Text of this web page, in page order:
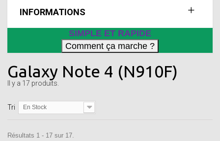
INFORMATIONS
SIMPLE ET RAPIDE
Galaxy Note 4 (N910F)
Il y a 17 produits.
Tri En Stock
Résultats 1 - 17 sur 17.